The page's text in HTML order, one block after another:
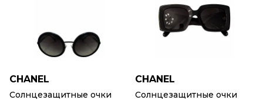
CHANEL
Солнцезащитные очки
CHANEL
Солнцезащитные очки